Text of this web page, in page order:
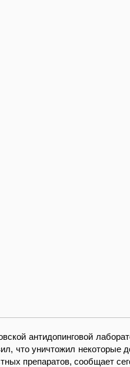
антидопинговой
что уничтожил некоторые
препаратов, сообщает